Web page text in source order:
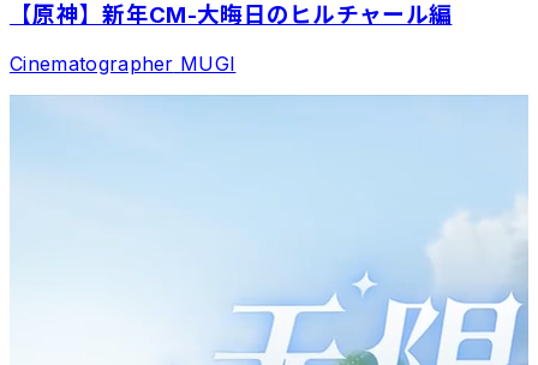
【原神】新年CM-大晦日のヒルチャール編
Cinematographer MUGI